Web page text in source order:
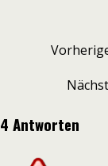
4 Antworten